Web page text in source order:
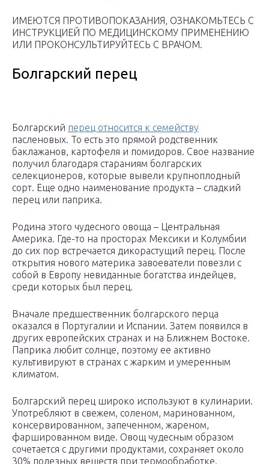
ИМЕЮТСЯ ПРОТИВОПОКАЗАНИЯ, ОЗНАКОМЬТЕСЬ С
ИНСТРУКЦИЕЙ ПО МЕДИЦИНСКОМУ ПРИМЕНЕНИЮ
ИЛИ ПРОКОНСУЛЬТИРУЙТЕСЬ С ВРАЧОМ.
Болгарский перец
Болгарский перец относится к семейству
пасленовых. То есть это прямой родственник
баклажанов, картофеля и помидоров. Свое название
получил благодаря стараниям болгарских
селекционеров, которые вывели крупноплодный
сорт. Еще одно наименование продукта – сладкий
перец или паприка.
Родина этого чудесного овоща – Центральная
Америка. Где-то на просторах Мексики и Колумбии
до сих пор встречается дикорастущий перец. После
открытия нового материка завоеватели повезли с
собой в Европу невиданные богатства индейцев,
среди которых был перец.
Вначале предшественник болгарского перца
оказался в Португалии и Испании. Затем появился в
других европейских странах и на Ближнем Востоке.
Паприка любит солнце, поэтому ее активно
культивируют в странах с жарким и умеренным
климатом.
Болгарский перец широко используют в кулинарии.
Употребляют в свежем, соленом, маринованном,
консервированном, запеченном, жареном,
фаршированном виде. Овощ чудесным образом
сочетается с другими продуктами, сохраняет около
30% полезных веществ при термообработке.